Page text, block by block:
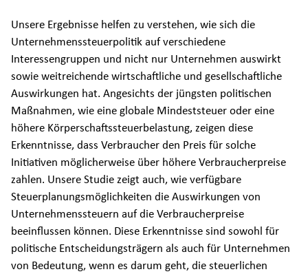
Unsere Ergebnisse helfen zu verstehen, wie sich die
Unternehmenssteuerpolitik auf verschiedene
Interessengruppen und nicht nur Unternehmen auswirkt
sowie weitreichende wirtschaftliche und gesellschaftliche
Auswirkungen hat. Angesichts der jüngsten politischen
Maßnahmen, wie eine globale Mindeststeuer oder eine
höhere Körperschaftssteuerbelastung, zeigen diese
Erkenntnisse, dass Verbraucher den Preis für solche
Initiativen möglicherweise über höhere Verbraucherpreise
zahlen. Unsere Studie zeigt auch, wie verfügbare
Steuerplanungsmöglichkeiten die Auswirkungen von
Unternehmenssteuern auf die Verbraucherpreise
beeinflussen können. Diese Erkenntnisse sind sowohl für
politische Entscheidungsträgern als auch für Unternehmen
von Bedeutung, wenn es darum geht, die steuerlichen